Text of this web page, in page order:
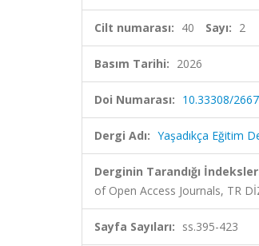
Cilt numarası: 40 Sayı: 2
Basım Tarihi: 2026
Doi Numarası: 10.33308/
Dergi Adı: Yaşadıkça Eğitim
Derginin Tarandığı
of Open Access Journals, TR
Sayfa Sayıları: ss.395-423